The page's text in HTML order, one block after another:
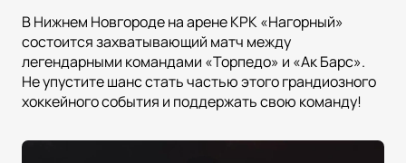
В Нижнем Новгороде на арене КРК «Нагорный»
состоится захватывающий матч между
легендарными командами «Торпедо» и «Ак Барс».
Не упустите шанс стать частью этого грандиозного
хоккейного события и поддержать свою команду!